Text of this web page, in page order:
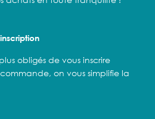
obligés de vous inscrire
on vous simplifie la